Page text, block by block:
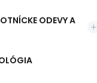
ODEVY A